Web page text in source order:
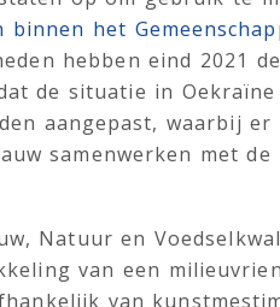
het
hebben eind 2021
de situatie in
aangepast, waarbij er
samenwerken met de
Natuur en
van een
van